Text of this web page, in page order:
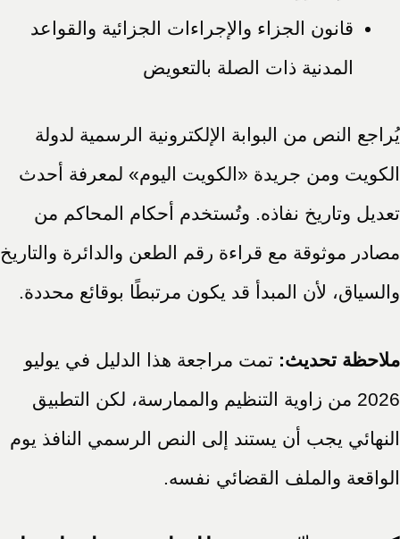
قانون الجزاء والإجراءات الجزائية والقواعد
المدنية ذات الصلة بالتعويض
يُراجع النص من البوابة الإلكترونية الرسمية لدولة
الكويت ومن جريدة «الكويت اليوم» لمعرفة أحدث
تعديل وتاريخ نفاذه. وتُستخدم أحكام المحاكم من
مصادر موثوقة مع قراءة رقم الطعن والدائرة والتاريخ
والسياق، لأن المبدأ قد يكون مرتبطًا بوقائع محددة.
ملاحظة تحديث: تمت مراجعة هذا الدليل في يوليو
2026 من زاوية التنظيم والممارسة، لكن التطبيق
النهائي يجب أن يستند إلى النص الرسمي النافذ يوم
الواقعة والملف القضائي نفسه.